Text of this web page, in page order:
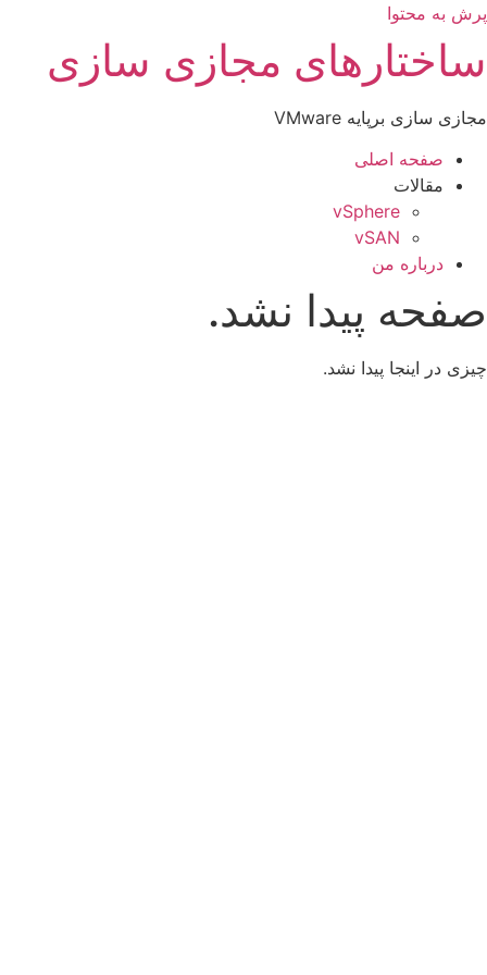
پرش به محتوا
ساختارهای مجازی سازی
مجازی سازی برپایه VMware
صفحه اصلی
مقالات
vSphere
vSAN
درباره من
صفحه پیدا نشد.
چیزی در اینجا پیدا نشد.